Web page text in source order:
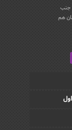
جنب
هم